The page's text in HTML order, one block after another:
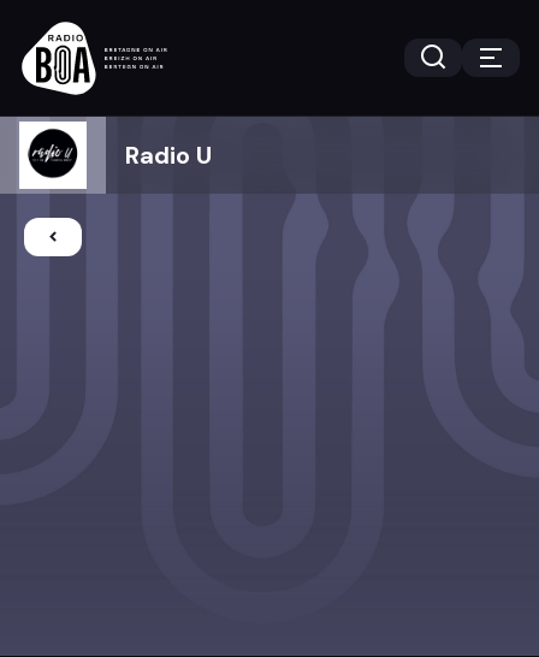
Radio U